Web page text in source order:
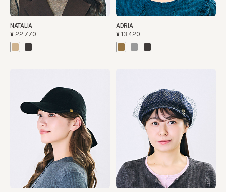
NATALIA
¥22,770
ADRIA
¥13,420